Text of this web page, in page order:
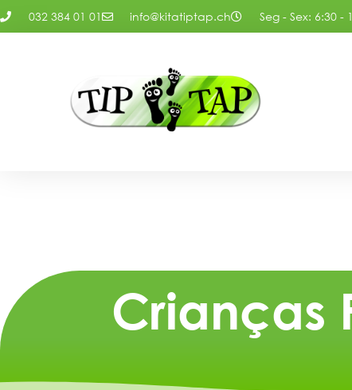
032 384 01 01 info@kitatiptap.ch Seg - Sex: 6:30 -
Crianças